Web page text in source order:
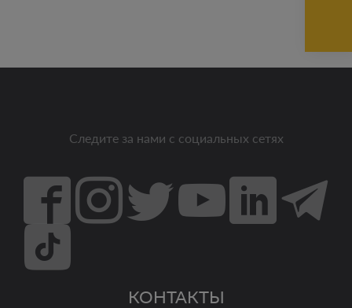
Следите за нами с социальных сетях
КОНТАКТЫ